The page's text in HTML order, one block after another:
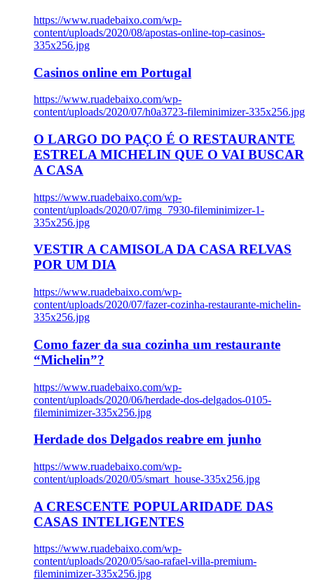
https://www.ruadebaixo.com/wp-
content/uploads/2020/08/apostas-online-top-casinos-
335x256.jpg
Casinos online em Portugal
https://www.ruadebaixo.com/wp-
content/uploads/2020/07/h0a3723-fileminimizer-335x256.jpg
O LARGO DO PAÇO É O RESTAURANTE
ESTRELA MICHELIN QUE O VAI BUSCAR
A CASA
https://www.ruadebaixo.com/wp-
content/uploads/2020/07/img_7930-fileminimizer-1-
335x256.jpg
VESTIR A CAMISOLA DA CASA RELVAS
POR UM DIA
https://www.ruadebaixo.com/wp-
content/uploads/2020/07/fazer-cozinha-restaurante-michelin-
335x256.jpg
Como fazer da sua cozinha um restaurante
“Michelin”?
https://www.ruadebaixo.com/wp-
content/uploads/2020/06/herdade-dos-delgados-0105-
fileminimizer-335x256.jpg
Herdade dos Delgados reabre em junho
https://www.ruadebaixo.com/wp-
content/uploads/2020/05/smart_house-335x256.jpg
A CRESCENTE POPULARIDADE DAS
CASAS INTELIGENTES
https://www.ruadebaixo.com/wp-
content/uploads/2020/05/sao-rafael-villa-premium-
fileminimizer-335x256.jpg